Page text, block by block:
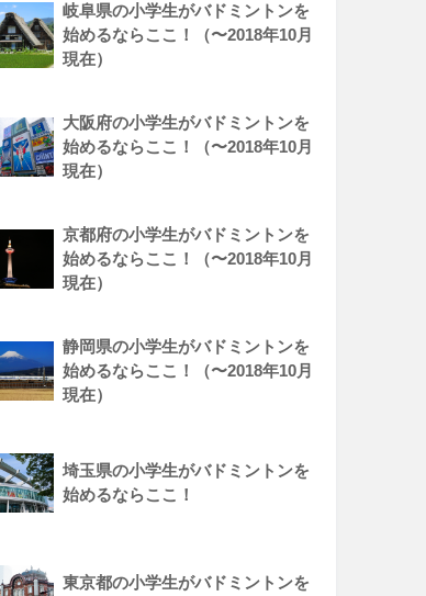
岐阜県の小学生がバドミントンを
始めるならここ！（〜2018年10月
現在）
大阪府の小学生がバドミントンを
始めるならここ！（〜2018年10月
現在）
京都府の小学生がバドミントンを
始めるならここ！（〜2018年10月
現在）
静岡県の小学生がバドミントンを
始めるならここ！（〜2018年10月
現在）
埼玉県の小学生がバドミントンを
始めるならここ！
東京都の小学生がバドミントンを